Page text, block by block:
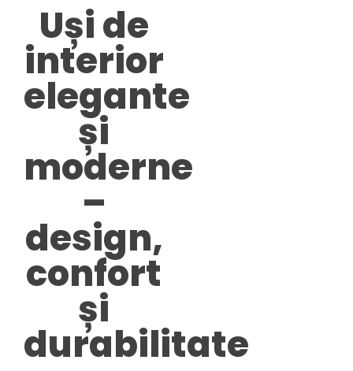
Uși de
interior
elegante
și
moderne
–
design,
confort
și
durabilitate​